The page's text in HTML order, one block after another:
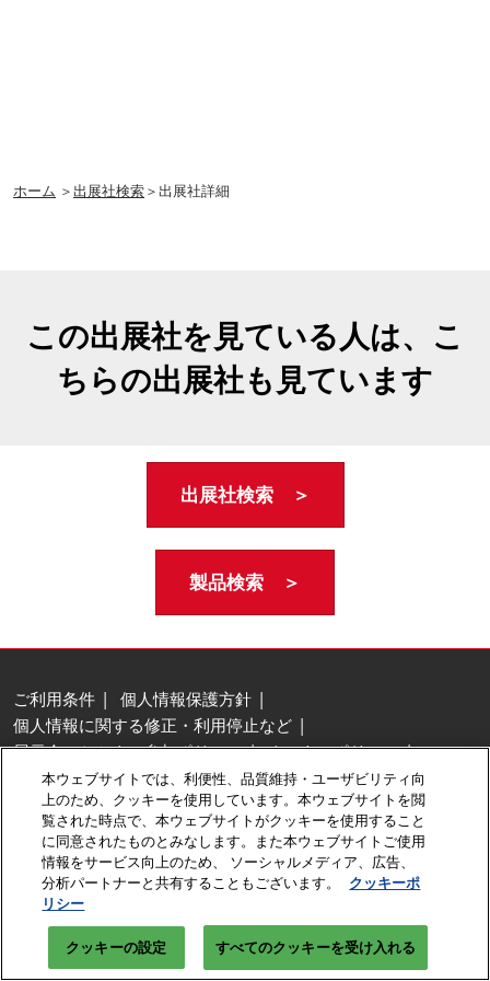
ホーム ＞出展社検索＞出展社詳細
この出展社を見ている人は、こ
ちらの出展社も見ています
出展社検索 ＞
製品検索 ＞
ご利用条件
個人情報保護方針
個人情報に関する修正・利用停止など
展示会・セミナー参加ポリシー
クッキーポリシー
クッキーの設定
Copyright © RX Japan GK
本ウェブサイトでは、利便性、品質維持・ユーザビリティ向
上のため、クッキーを使用しています。本ウェブサイトを閲
覧された時点で、本ウェブサイトがクッキーを使用すること
に同意されたものとみなします。また本ウェブサイトご使用
情報をサービス向上のため、 ソーシャルメディア、広告、
分析パートナーと共有することもございます。
クッキーポ
リシー
クッキーの設定 すべてのクッキーを受け入れる